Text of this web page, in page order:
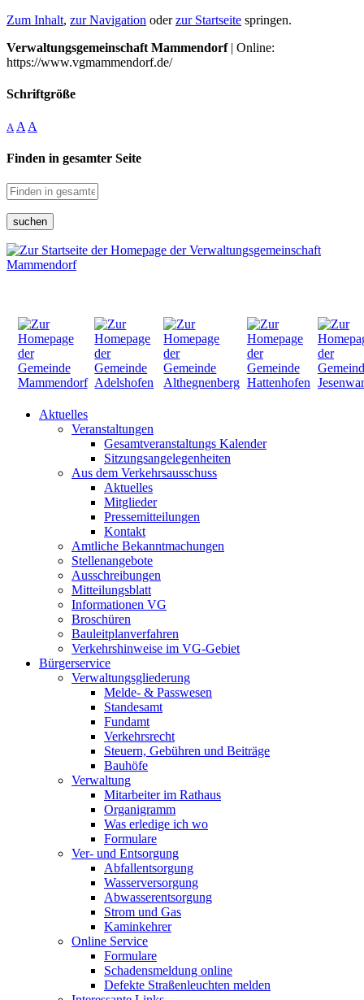
Zum Inhalt, zur Navigation oderzur Startseite springen.
Verwaltungsgemeinschaft Mammendorf| Online:
https://www.vgmammendorf.de/
Schriftgröße
A A A
Finden in gesamter Seite
suchen
Aktuelles
Veranstaltungen
Gesamtveranstaltungs Kalender
Sitzungsangelegenheiten
Aus dem Verkehrsausschuss
Aktuelles
Mitglieder
Pressemitteilungen
Kontakt
Amtliche Bekanntmachungen
Stellenangebote
Ausschreibungen
Mitteilungsblatt
Informationen VG
Broschüren
Bauleitplanverfahren
Verkehrshinweise im VG-Gebiet
Bürgerservice
Verwaltungsgliederung
Melde- & Passwesen
Standesamt
Fundamt
Verkehrsrecht
Steuern, Gebühren und Beiträge
Bauhöfe
Verwaltung
Mitarbeiter im Rathaus
Organigramm
Was erledige ich wo
Formulare
Ver- und Entsorgung
Abfallentsorgung
Wasserversorgung
Abwasserentsorgung
Strom und Gas
Kaminkehrer
Online Service
Formulare
Schadensmeldung online
Defekte Straßenleuchten melden